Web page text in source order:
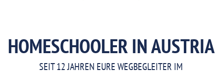
HOMESCHOOLER IN AUSTRIA
SEIT 12 JAHREN EURE WEGBEGLEITER IM